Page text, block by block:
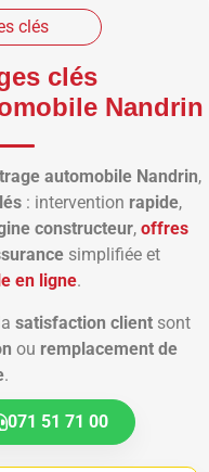
clés
clés
Nandrin
automobile Nandrin,
: intervention rapide,
constructeur, offres
simplifiée et
en ligne.
satisfaction client sont
ou remplacement de
.
071 51 71 00